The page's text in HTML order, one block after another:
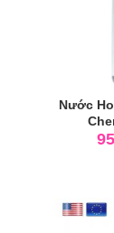
Nước